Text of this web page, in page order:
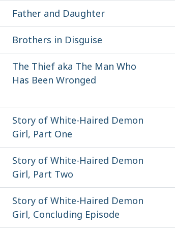
Father and Daughter
Brothers in Disguise
The Thief aka The Man Who
Has Been Wronged
Story of White-Haired Demon
Girl, Part One
Story of White-Haired Demon
Girl, Part Two
Story of White-Haired Demon
Girl, Concluding Episode